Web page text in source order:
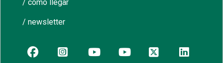
/ cómo llegar
/ newsletter